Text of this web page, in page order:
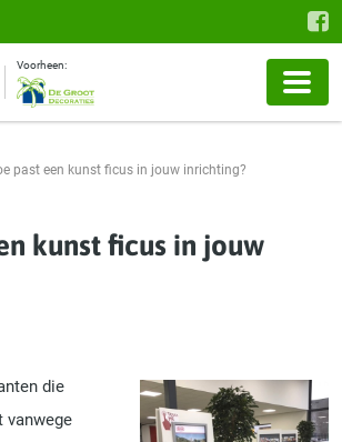
Voorheen:
past een kunst ficus in jouw inrichting?
kunst ficus in jouw
die
vanwege